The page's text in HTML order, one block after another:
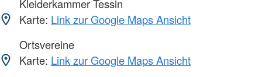
Kleiderkammer Tessin
Karte: Link zur Google Maps Ansicht
Ortsvereine
Karte: Link zur Google Maps Ansicht